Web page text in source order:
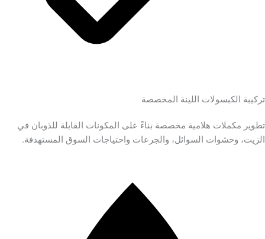
تركيبة الكبسولات اللينة المخصصة
تطوير مكملات هلامية مخصصة بناءً على المكونات القابلة للذوبان في
الزيت، وحشوات السوائل، والجرعات واحتياجات السوق المستهدفة.